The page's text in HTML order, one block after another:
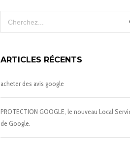
ARTICLES RÉCENTS
acheter des avis google
PROTECTION GOOGLE, le nouveau Local
de Google.